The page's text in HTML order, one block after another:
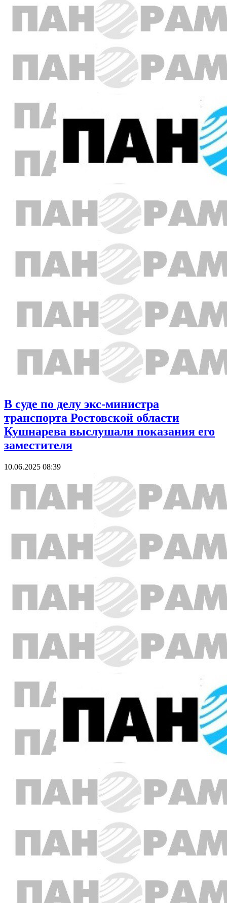
В суде по делу экс-министра
транспорта Ростовской области
Кушнарева выслушали показания его
заместителя
10.06.2025 08:39